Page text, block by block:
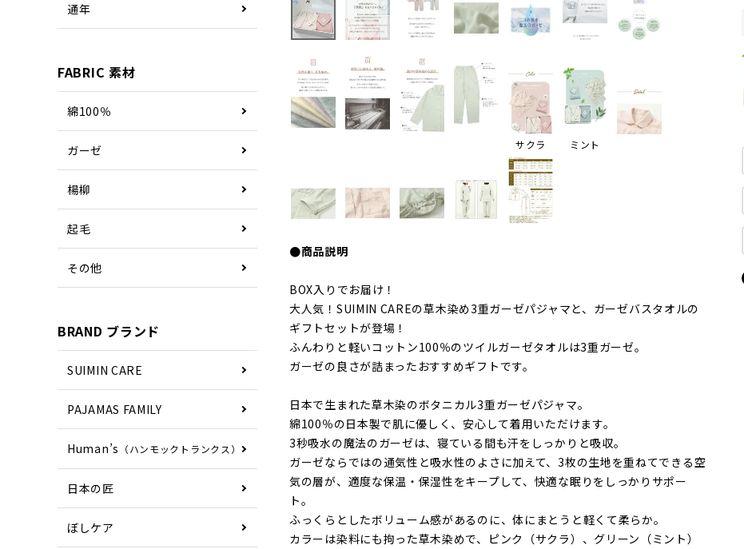
通年
FABRIC 素材
綿100％
ガーゼ
楊柳
起毛
その他
BRAND ブランド
SUIMIN CARE
PAJAMAS FAMILY
Human’s （ハンモックトランクス）
日本の匠
ぼしケア
サクラ ミント
●商品説明
BOX入りでお届け！
大人気！SUIMIN CAREの草木染め3重ガーゼパジャマと、ガーゼバスタオルの
ギフトセットが登場！
ふんわりと軽いコットン100％のツイルガーゼタオルは3重ガーゼ。
ガーゼの良さが詰まったおすすめギフトです。
日本で生まれた草木染のボタニカル3重ガーゼパジャマ。
綿100％の日本製で肌に優しく、安心して着用いただけます。
3秒吸水の魔法のガーゼは、寝ている間も汗をしっかりと吸収。
ガーゼならではの通気性と吸水性のよさに加えて、3枚の生地を重ねてできる空
気の層が、適度な保温・保湿性をキープして、快適な眠りをしっかりサポー
ト。
ふっくらとしたボリューム感があるのに、体にまとうと軽くて柔らか。
カラーは染料にも拘った草木染めで、ピンク（サクラ）、グリーン（ミント）